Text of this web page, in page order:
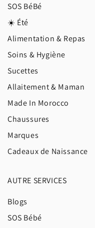
SOS BéBé
☀️ Été
Alimentation & Repas
Soins & Hygiène
Sucettes
Allaitement & Maman
Made In Morocco
Chaussures
Marques
Cadeaux de Naissance
AUTRE SERVICES
Blogs
SOS Bébé